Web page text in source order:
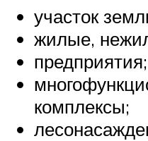
участок
жилые,
предприятия;
комплексы;